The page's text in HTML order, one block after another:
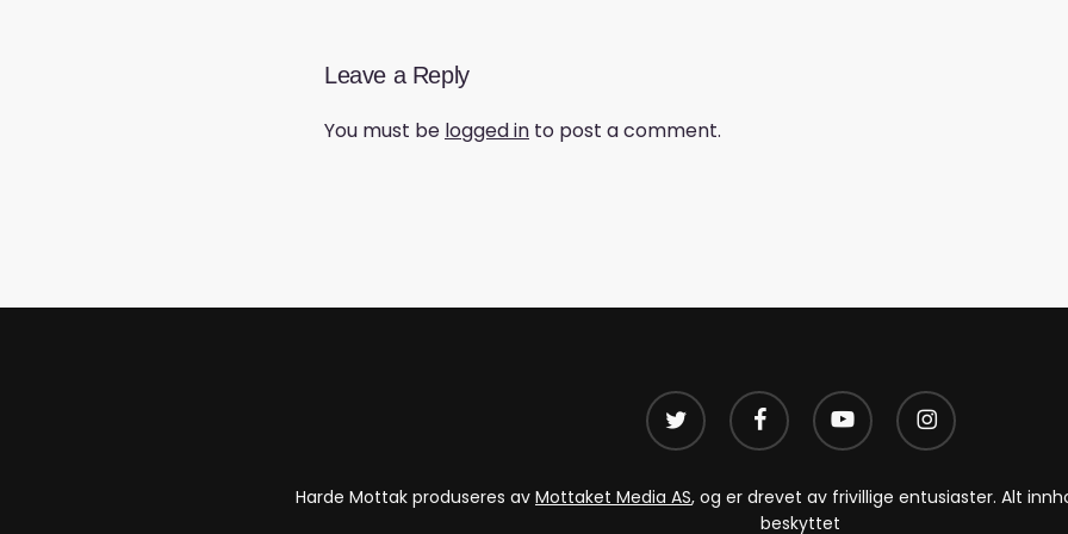
Leave a Reply
You must be logged in to post a comment.
twitter facebook youtube instagram
Harde Mottak produseres av Mottaket Media AS, og er drevet av frivillige entusiaster. Alt
beskyttet